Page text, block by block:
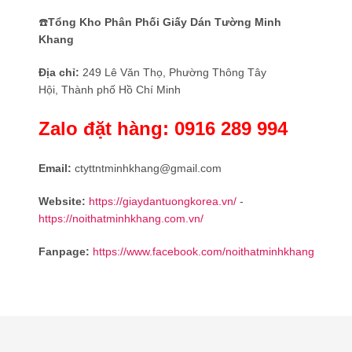
☎️Tổng Kho Phân Phối Giấy Dán Tường Minh
Khang
Địa chỉ: 249 Lê Văn Thọ, Phường Thông Tây
Hội, Thành phố Hồ Chí Minh
Zalo đặt hàng: 0916 289 994
Email: ctyttntminhkhang@gmail.com
Website: https://giaydantuongkorea.vn/ -
https://noithatminhkhang.com.vn/
Fanpage: https://www.facebook.com/noithatminhkhang